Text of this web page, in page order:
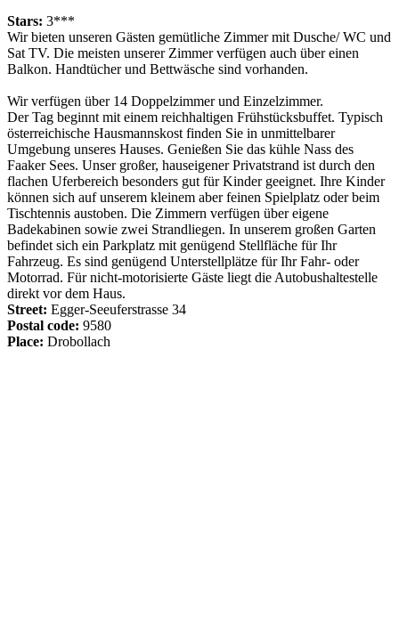
Stars: 3***
Wir bieten unseren Gästen gemütliche Zimmer mit Dusche/ WC und
Sat TV. Die meisten unserer Zimmer verfügen auch über einen
Balkon. Handtücher und Bettwäsche sind vorhanden.
Wir verfügen über 14 Doppelzimmer und Einzelzimmer.
Der Tag beginnt mit einem reichhaltigen Frühstücksbuffet. Typisch
österreichische Hausmannskost finden Sie in unmittelbarer
Umgebung unseres Hauses. Genießen Sie das kühle Nass des
Faaker Sees. Unser großer, hauseigener Privatstrand ist durch den
flachen Uferbereich besonders gut für Kinder geeignet. Ihre Kinder
können sich auf unserem kleinem aber feinen Spielplatz oder beim
Tischtennis austoben. Die Zimmern verfügen über eigene
Badekabinen sowie zwei Strandliegen. In unserem großen Garten
befindet sich ein Parkplatz mit genügend Stellfläche für Ihr
Fahrzeug. Es sind genügend Unterstellplätze für Ihr Fahr- oder
Motorrad. Für nicht-motorisierte Gäste liegt die Autobushaltestelle
direkt vor dem Haus.
Street: Egger-Seeuferstrasse 34
Postal code: 9580
Place: Drobollach